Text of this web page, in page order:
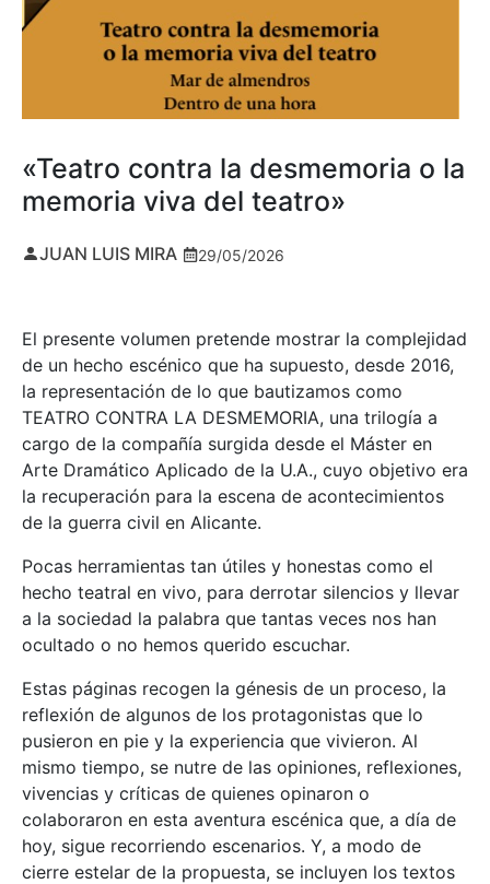
«Teatro contra la desmemoria o la
memoria viva del teatro»
JUAN LUIS MIRA 29/05/2026
El presente volumen pretende mostrar la complejidad
de un hecho escénico que ha supuesto, desde 2016,
la representación de lo que bautizamos como
TEATRO CONTRA LA DESMEMORIA, una trilogía a
cargo de la compañía surgida desde el Máster en
Arte Dramático Aplicado de la U.A., cuyo objetivo era
la recuperación para la escena de acontecimientos
de la guerra civil en Alicante.
Pocas herramientas tan útiles y honestas como el
hecho teatral en vivo, para derrotar silencios y llevar
a la sociedad la palabra que tantas veces nos han
ocultado o no hemos querido escuchar.
Estas páginas recogen la génesis de un proceso, la
reflexión de algunos de los protagonistas que lo
pusieron en pie y la experiencia que vivieron. Al
mismo tiempo, se nutre de las opiniones, reflexiones,
vivencias y críticas de quienes opinaron o
colaboraron en esta aventura escénica que, a día de
hoy, sigue recorriendo escenarios. Y, a modo de
cierre estelar de la propuesta, se incluyen los textos